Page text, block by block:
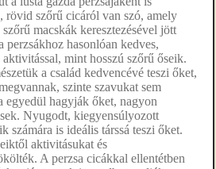
rövid szőrű cicáról van szó, amely
macskák keresztezésével jött
perzsákhoz hasonlóan kedves,
mint hosszú szőrű őseik.
a család kedvencévé teszi őket,
szinte szavukat sem
egyedül hagyják őket, nagyon
Nyugodt, kiegyensúlyozott
számára is ideális társsá teszi őket.
aktivitásukat és
A perzsa cicákkal ellentétben